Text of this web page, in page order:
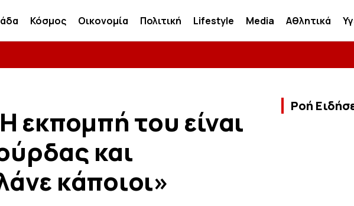
Κόσμος Οικονομία Πολιτική Lifestyle Media Αθλητικά
εκπομπή του είναι
και
κάποιοι»
Ροή